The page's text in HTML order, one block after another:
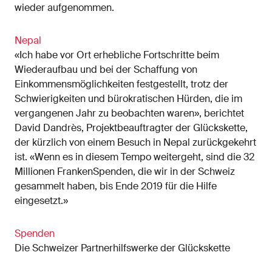
wieder aufgenommen.
Nepal
«Ich habe vor Ort erhebliche Fortschritte beim
Wiederaufbau und bei der Schaffung von
Einkommensmöglichkeiten festgestellt, trotz der
Schwierigkeiten und bürokratischen Hürden, die im
vergangenen Jahr zu beobachten waren», berichtet
David Dandrès, Projektbeauftragter der Glückskette,
der kürzlich von einem Besuch in Nepal zurückgekehrt
ist. «Wenn es in diesem Tempo weitergeht, sind die 32
Millionen FrankenSpenden, die wir in der Schweiz
gesammelt haben, bis Ende 2019 für die Hilfe
eingesetzt.»
Spenden
Die Schweizer Partnerhilfswerke der Glückskette